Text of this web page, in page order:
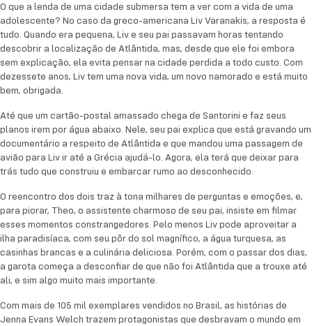
O reencontro dos dois traz à tona milhares de
perguntas e emoções, e, para piorar, Theo, o
assistente charmoso de seu pai, insiste em filmar
esses momentos constrangedores. Pelo menos Liv
pode aproveitar a ilha paradisíaca, com seu pôr do
e a culinária deliciosa. Porém, com o passar dos dias,
a garota começa a desconfiar de que não foi
Atlântida que a trouxe até ali, e sim algo muito mais
importante.
Com mais de 105 mil exemplares vendidos no Brasil,
as histórias de Jenna Evans Welch trazem
protagonistas que desbravam o mundo em uma
verdadeira jornada de amadurecimento, com direito
a segredos de família e romances inesquecíveis.
Após conquistar corações com
passa na Itália, eAmor & sorte, que explora a Irlanda, é
a vez de nos apaixonarmos por uma ilha grega
O que a lenda de uma cidade submersa tem a ver com a vida de uma
adolescente? No caso da greco-americana Liv Varanakis, a resposta é
tudo. Quando era pequena, Liv e seu pai passavam horas tentando
descobrir a localização de Atlântida, mas, desde que ele foi embora
sem explicação, ela evita pensar na cidade perdida a todo custo. Com
dezessete anos, Liv tem uma nova vida, um novo namorado e está muito
bem, obrigada.
Até que um cartão-postal amassado chega de Santorini e faz seus
planos irem por água abaixo. Nele, seu pai explica que está gravando um
documentário a respeito de Atlântida e que mandou uma passagem de
avião para Liv ir até a Grécia ajudá-lo. Agora, ela terá que deixar para
trás tudo que construiu e embarcar rumo ao desconhecido.
O reencontro dos dois traz à tona milhares de perguntas e emoções, e,
para piorar, Theo, o assistente charmoso de seu pai, insiste em filmar
esses momentos constrangedores. Pelo menos Liv pode aproveitar a
ilha paradisíaca, com seu pôr do sol magnífico, a água turquesa, as
casinhas brancas e a culinária deliciosa. Porém, com o passar dos dias,
a garota começa a desconfiar de que não foi Atlântida que a trouxe até
ali, e sim algo muito mais importante.
Com mais de 105 mil exemplares vendidos no Brasil, as histórias de
Jenna Evans Welch trazem protagonistas que desbravam o mundo em